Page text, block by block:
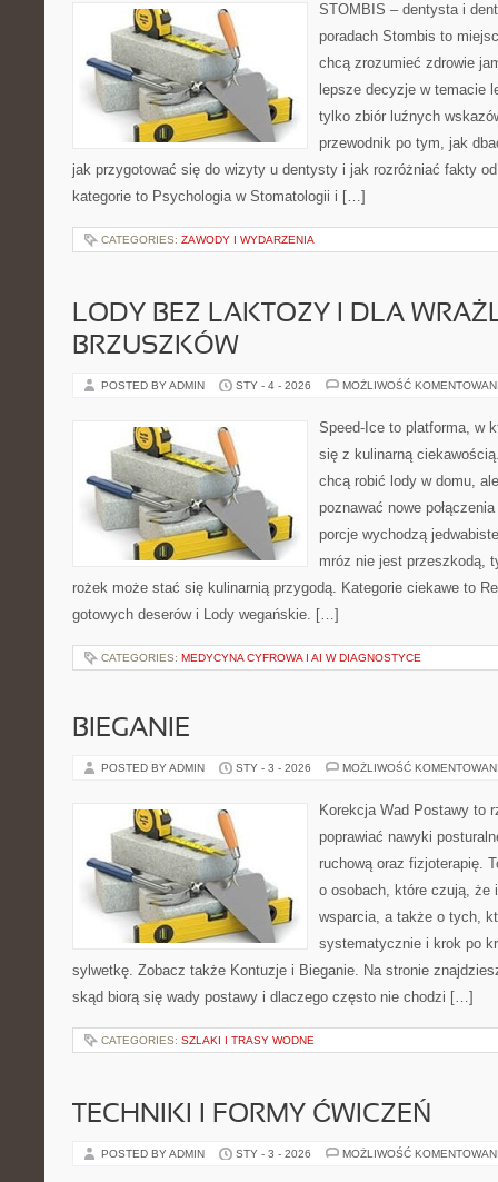
STOMBIS – dentysta i
poradach Stombis to
chcą zrozumieć zdrowie
lepsze decyzje w temacie
tylko zbiór luźnych
przewodnik po tym, jak
jak przygotować się do wizyty u dentysty i jak rozróżniać fakty od
kategorie to Psychologia w Stomatologii i […]
CATEGORIES: ZAWODY I WYDARZENIA
LODY BEZ LAKTOZY I DLA
BRZUSZKÓW
POSTED BY ADMIN STY - 4 - 2026 MOŻLIWOŚĆ
Speed-Ice to platforma, w
się z kulinarną
chcą robić lody w domu,
poznawać nowe
porcje wychodzą
mróz nie jest przeszkodą,
rożek może stać się kulinarnią przygodą. Kategorie ciekawe to
gotowych deserów i Lody wegańskie. […]
CATEGORIES: MEDYCYNA CYFROWA I AI W DIAGNOSTYCE
BIEGANIE
POSTED BY ADMIN STY - 3 - 2026 MOŻLIWOŚĆ
Korekcja Wad Postawy to
poprawiać nawyki
ruchową oraz fizjoterapię.
o osobach, które czują, że
wsparcia, a także o tych,
systematycznie i krok po
sylwetkę. Zobacz także Kontuzje i Bieganie. Na stronie
skąd biorą się wady postawy i dlaczego często nie chodzi […]
CATEGORIES: SZLAKI I TRASY WODNE
TECHNIKI I FORMY ĆWICZEŃ
POSTED BY ADMIN STY - 3 - 2026 MOŻLIWOŚĆ